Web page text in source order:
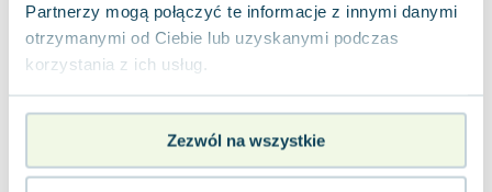
Partnerzy mogą połączyć te informacje z innymi danymi
otrzymanymi od Ciebie lub uzyskanymi podczas
korzystania z ich usług.
Zezwól na wszystkie
Anna Prus (oprac.)
Nela Mała Reporterka
Barbara Wrzesińska
Virginia Woolf